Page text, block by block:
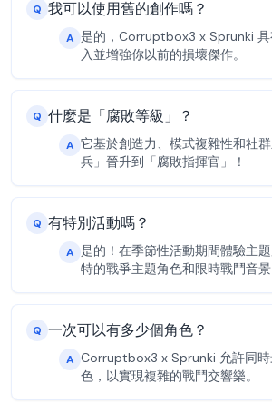
Q 我可以使用舊的創作嗎？
A 是的，Corruptbox3 x Sprunki 具
入並增強你以前的損壞傑作。
Q 什麼是「腐敗等級」？
A 它基於創造力、模式複雜性和社
兵」晉升到「腐敗指揮官」！
Q 有特別活動嗎？
A 是的！在季節性活動期間體驗主
特的戰爭主題角色和限時戰鬥音景
Q 一次可以有多少個角色？
A Corruptbox3 x Sprunki 允許同時
色，以實現複雜的戰鬥交響樂。